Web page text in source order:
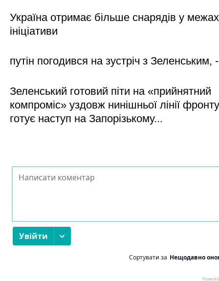
Україна отримає більше снарядів у межах
ініціативи
путін погодився на зустріч з Зеленським,
Зеленський готовий піти на «прийнятний
компроміс» уздовж нинішньої лінії
готує наступ на Запорізькому...